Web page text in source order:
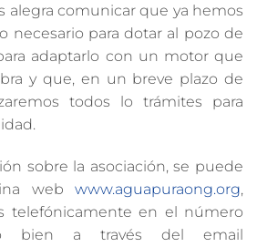
alegra comunicar que ya hemos
necesario para dotar al pozo de
adaptarlo con un motor que
y que, en un breve plazo de
todos lo trámites para
sobre la asociación, se puede
web www.aguapuraong.org,
telefónicamente en el número
bien a través del email